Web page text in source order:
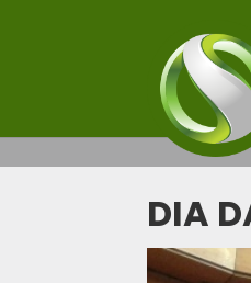
DIA